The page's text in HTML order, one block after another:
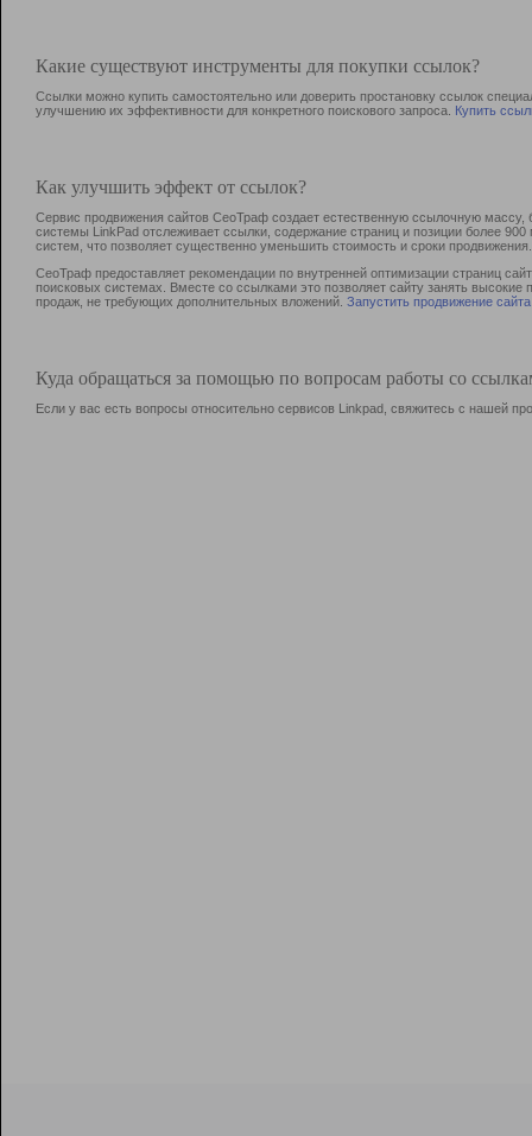
Какие существуют инструменты для покупки ссылок?
Ссылки можно купить самостоятельно или доверить простановку ссылок
улучшению их эффективности для конкретного поискового запроса. Купить
Как улучшить эффект от ссылок?
Сервис продвижения сайтов СеоТраф создает естественную ссылочную
системы LinkPad отслеживает ссылки, содержание страниц и позиции более
систем, что позволяет существенно уменьшить стоимость и сроки продвижения.
СеоТраф предоставляет рекомендации по внутренней оптимизации страниц
поисковых системах. Вместе со ссылками это позволяет сайту занять
продаж, не требующих дополнительных вложений. Запустить продвижение сайта
Куда обращаться за помощью по вопросам работы со
Если у вас есть вопросы относительно сервисов Linkpad, свяжитесь с нашей